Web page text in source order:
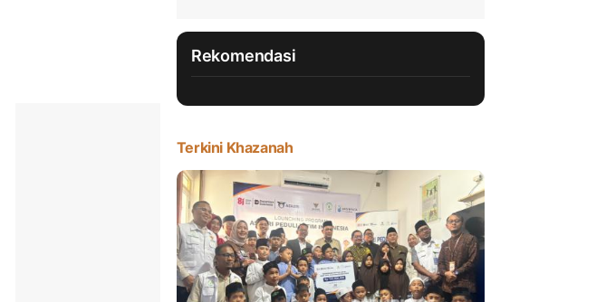
Rekomendasi
Terkini Khazanah